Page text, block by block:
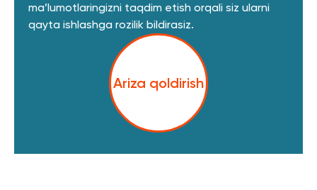
ma’lumotlaringizni taqdim etish orqali siz ularni
qayta ishlashga rozilik bildirasiz.
Ariza qoldirish